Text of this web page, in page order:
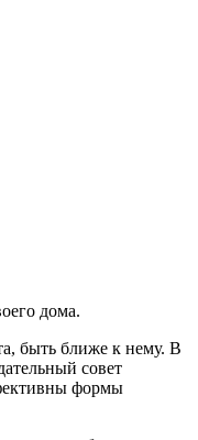
дома.
быть ближе к нему. В
совет
формы